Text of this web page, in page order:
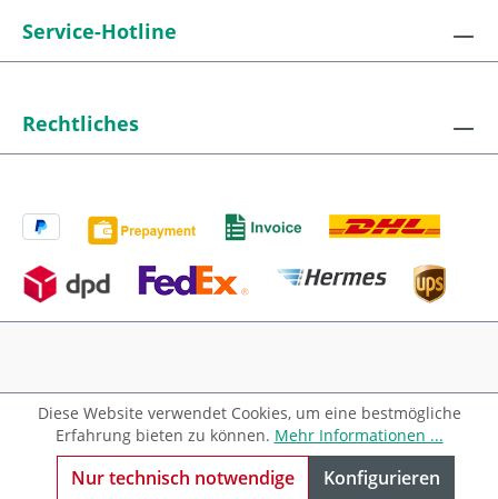
Service-Hotline
Rechtliches
Alle Preise exkl. gesetzl. Mehrwertsteuer zzgl.
Versandkostenund ggf. Nachnahmegebühren, wenn
nicht anders angegeben.
Diese Website verwendet Cookies, um eine bestmögliche
Erfahrung bieten zu können. Mehr Informationen ...
Nur technisch notwendige Konfigurieren